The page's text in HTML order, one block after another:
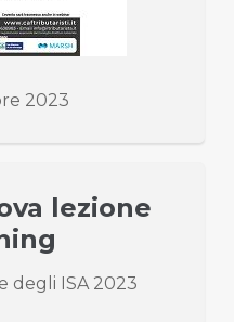
2023
lezione
degli ISA 2023